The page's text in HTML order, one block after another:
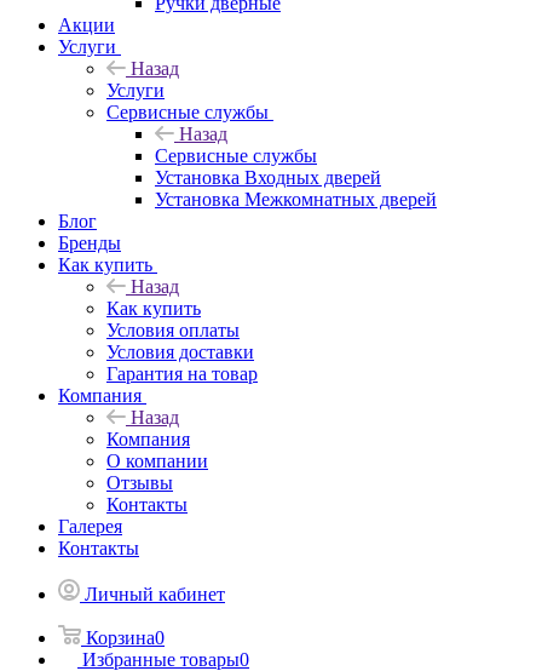
Акции
Услуги
Назад
Услуги
Сервисные службы
Назад
Сервисные службы
Установка Входных дверей
Установка Межкомнатных дверей
Блог
Бренды
Как купить
Назад
Как купить
Условия оплаты
Условия доставки
Гарантия на товар
Компания
Назад
Компания
О компании
Отзывы
Контакты
Галерея
Контакты
Личный кабинет
Корзина0
Избранные товары0